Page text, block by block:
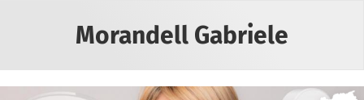
Morandell Gabriele